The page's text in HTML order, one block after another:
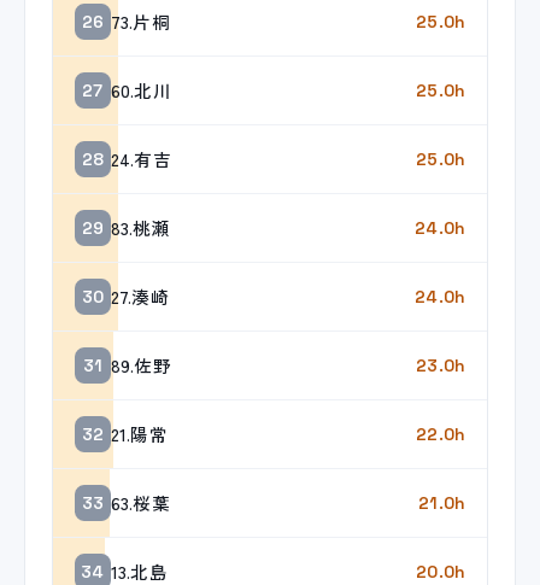
26 73.片桐 25.0h
27 60.北川 25.0h
28 24.有吉 25.0h
29 83.桃瀬 24.0h
30 27.湊崎 24.0h
31 89.佐野 23.0h
32 21.陽常 22.0h
33 63.桜葉 21.0h
34 13.北島 20.0h